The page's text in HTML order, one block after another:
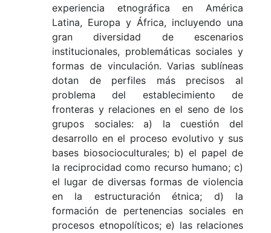
experiencia etnográfica en América
Latina, Europa y África, incluyendo una
gran diversidad de escenarios
institucionales, problemáticas sociales y
formas de vinculación. Varias sublíneas
dotan de perfiles más precisos al
problema del establecimiento de
fronteras y relaciones en el seno de los
grupos sociales: a) la cuestión del
desarrollo en el proceso evolutivo y sus
bases biosocioculturales; b) el papel de
la reciprocidad como recurso humano; c)
el lugar de diversas formas de violencia
en la estructuración étnica; d) la
formación de pertenencias sociales en
procesos etnopolíticos; e) las relaciones